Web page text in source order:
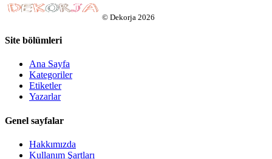
© Dekorja 2026
Site bölümleri
Ana Sayfa
Kategoriler
Etiketler
Yazarlar
Genel sayfalar
Hakkımızda
Kullanım Şartları